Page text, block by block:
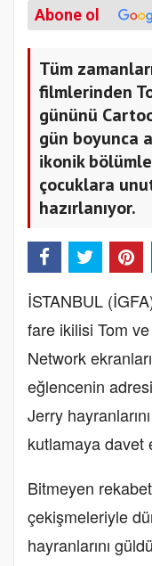
Abone ol
Tüm
filmlerinden
gününü
gün boyunca
ikonik
çocuklara
hazırlanıyor.
İSTANBUL
fare ikilisi Tom ve
Network
eğlencenin
Jerry
kutlamaya davet
Bitmeyen
çekişmeleriyle
hayranlarını